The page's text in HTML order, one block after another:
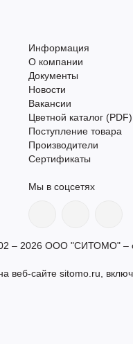
Информация
О компании
Документы
Новости
Вакансии
Цветной каталог (PDF)
Поступление товара
Производители
Сертификаты
Мы в соцсетях
– 2026 ООО "СИТОМО" –
веб-сайте sitomo.ru,